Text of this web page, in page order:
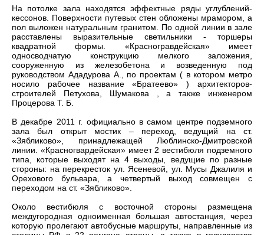
На потолке зала находятся эффектные ряды углублений-
кессонов. Поверхности путевых стен обложены мрамором, а
пол выложен натуральным гранитом. По одной линии в зале
расставлены выразительные светильники - торшеры
квадратной формы. «Красногравдейская» имеет
односводчатую конструкцию мелкого заложения,
сооруженную из железобетона и возведенную под
руководством Ададурова А., по проектам ( в котором метро
носило рабочее название «Братеево» ) архитекторов-
строителей Петухова, Шумакова , а также инженером
Процерова Т. Б.
В декабре 2011 г. официально в самом центре подземного
зала был открыт мостик – переход, ведущий на ст.
«Зябликово», принадлежащей Люблинско-Дмитровской
линии. «Красногвардейская» имеет 2 вестибюля подземного
типа, которые выходят на 4 выходы, ведущие по разные
стороны: на перекресток ул. Ясеневой, ул. Мусы Джалиля и
Орехового бульвара, а четвертый выход совмещен с
переходом на ст. «Зябликово».
Около вестибюля с восточной стороны размещена
междугородная одноименная большая автостанция, через
которую пролегают автобусные маршруты, направленные из